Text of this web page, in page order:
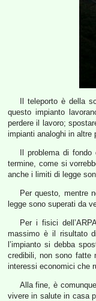
Il teleporto è della
questo impianto
perdere il lavoro;
impianti analoghi in altre
Il problema di
termine, come si
anche i limiti di legge
Per questo, mentre
legge sono superati da
Per i fisici
massimo è il risultato
l’impianto si debba
credibili, non sono fatte
interessi economici che
Alla fine, è
vivere in salute in casa